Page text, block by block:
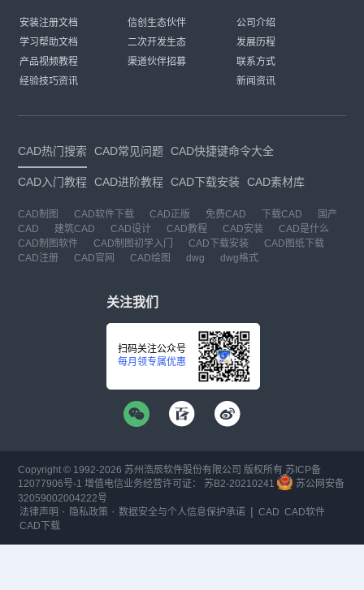
安装注册文档
学习帮助文档
产品视频教程
经验技巧资讯
信创生态伙伴
二次开发生态
渠道伙伴招募
公司介绍
发展历程
联系方式
新闻资讯
CAD热门搜索 CAD常见问题 CAD快捷键命令大全
CAD入门教程 CAD进阶教程 CAD下载安装 CAD素材库
CAD制图 CAD软件下载 CAD正版 免费CAD 下载CAD
国产
CAD
建筑CAD CAD设计 CAD教程 CAD安装
CAD是什么
CAD制图软件
CAD制图初学入门 CAD下载安装
CAD图纸下载
CAD注册
CAD官网 CAD绘图 dwg dwg格式
关注我们
扫码关注公众号
每月领专属优惠
Copyright © 1992-2026 苏州浩辰软件股份有限公司 版权所有 苏ICP备
12077906号-1 增值电信业务经营许可证： 苏B2-20210241
苏公网安备
32059002004222号
法律声明 · 隐私政策 ·数据安全与个人信息保护承诺 | CAD CAD软件
CAD下载